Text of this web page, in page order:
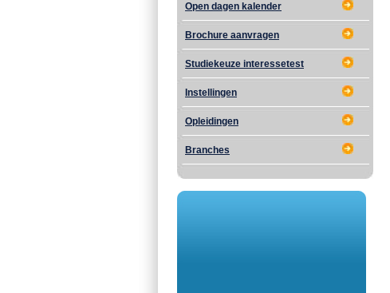
Open dagen kalender
Brochure aanvragen
Studiekeuze interessetest
Instellingen
Opleidingen
Branches